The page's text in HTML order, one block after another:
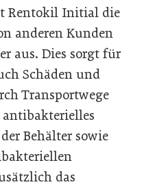
Rentokil Initial die
anderen Kunden
aus. Dies sorgt für
Schäden und
Transportwege
Behälter sowie
das